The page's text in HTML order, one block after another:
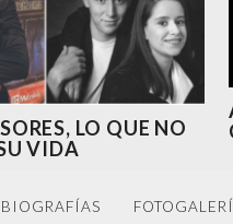
LO QUE NO
VIDA
BIOGRAFÍAS